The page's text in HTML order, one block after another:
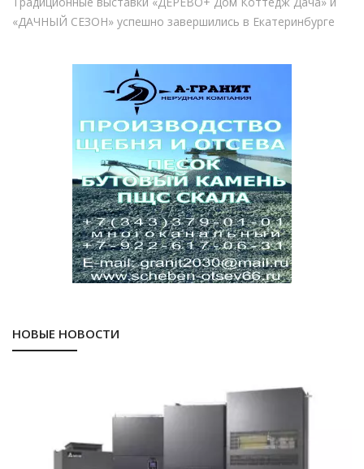
«ДАЧНЫЙ СЕЗОН» успешно завершились в Екатеринбурге
НОВЫЕ НОВОСТИ